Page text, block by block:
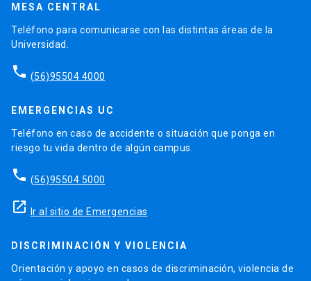
MESA CENTRAL
Teléfono para comunicarse con las distintas áreas de la
Universidad.
phone (56)95504 4000
EMERGENCIAS UC
Teléfono en caso de accidente o situación que ponga en
riesgo tu vida dentro de algún campus.
phone (56)95504 5000
launch Ir al sitio de Emergencias
DISCRIMINACIÓN Y VIOLENCIA
Orientación y apoyo en casos de discriminación, violencia de